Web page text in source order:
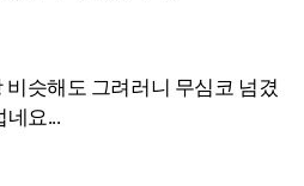
슷해도 그려러니 무심코 넘겼
네요...